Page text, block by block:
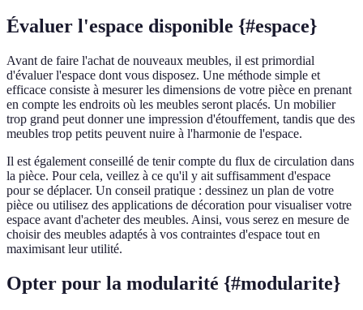
Évaluer l'espace disponible {#espace}
Avant de faire l'achat de nouveaux meubles, il est primordial
d'évaluer l'espace dont vous disposez. Une méthode simple et
efficace consiste à mesurer les dimensions de votre pièce en prenant
en compte les endroits où les meubles seront placés. Un mobilier
trop grand peut donner une impression d'étouffement, tandis que des
meubles trop petits peuvent nuire à l'harmonie de l'espace.
Il est également conseillé de tenir compte du flux de circulation dans
la pièce. Pour cela, veillez à ce qu'il y ait suffisamment d'espace
pour se déplacer. Un conseil pratique : dessinez un plan de votre
pièce ou utilisez des applications de décoration pour visualiser votre
espace avant d'acheter des meubles. Ainsi, vous serez en mesure de
choisir des meubles adaptés à vos contraintes d'espace tout en
maximisant leur utilité.
Opter pour la modularité {#modularite}